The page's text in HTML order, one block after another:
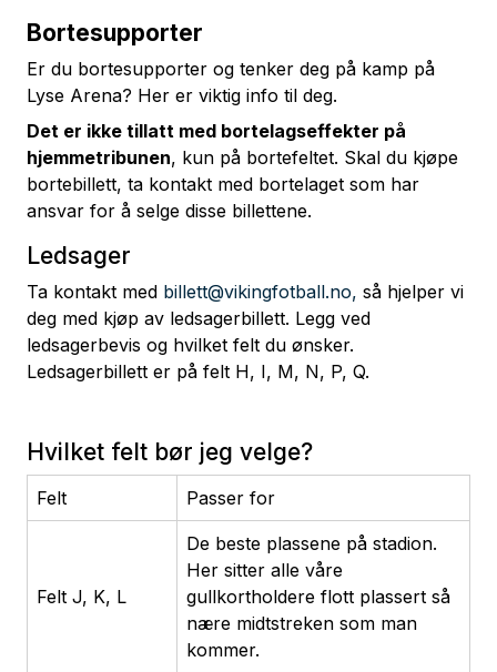
Bortesupporter
Er du bortesupporter og tenker deg på kamp på
Lyse Arena? Her er viktig info til deg.
Det er ikke tillatt med bortelagseffekter på
hjemmetribunen, kun på bortefeltet. Skal du kjøpe
bortebillett, ta kontakt med bortelaget som har
ansvar for å selge disse billettene.
Ledsager
Ta kontakt med billett@vikingfotball.no, så hjelper vi
deg med kjøp av ledsagerbillett. Legg ved
ledsagerbevis og hvilket felt du ønsker.
Ledsagerbillett er på felt H, I, M, N, P, Q.
Hvilket felt bør jeg velge?
Felt Passer for
Felt J, K, L
De beste plassene på stadion.
Her sitter alle våre
gullkortholdere flott plassert så
nære midtstreken som man
kommer.